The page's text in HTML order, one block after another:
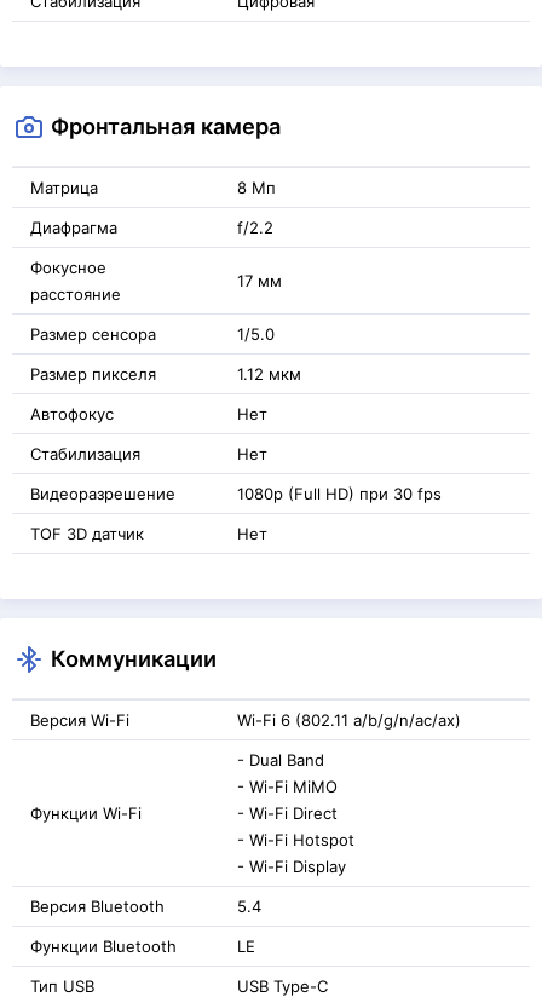
Фронтальная камера
Матрица 8 Мп
Диафрагма f/2.2
Фокусное
расстояние
17 мм
Размер сенсора 1/5.0
Размер пикселя 1.12 мкм
Автофокус Нет
Стабилизация Нет
Видеоразрешение 1080p (Full HD) при 30 fps
TOF 3D датчик Нет
Коммуникации
Версия Wi-Fi Wi-Fi 6 (802.11 a/b/g/n/ac/ax)
Функции Wi-Fi
- Dual Band
- Wi-Fi MiMO
- Wi-Fi Direct
- Wi-Fi Hotspot
- Wi-Fi Display
Версия Bluetooth 5.4
Функции Bluetooth LE
Тип USB USB Type-C